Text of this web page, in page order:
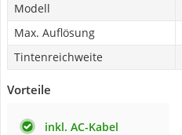
Modell
Max. Auflösung
Tintenreichweite
Vorteile
inkl. AC-Kabel